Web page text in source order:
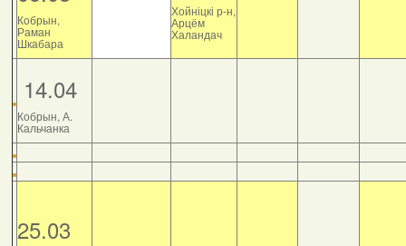
Кобрын,
Раман
Шкабара
Хойніцкі р-н,
Арцём
Халандач
14.04
Кобрын, А.
Кальчанка
25.03